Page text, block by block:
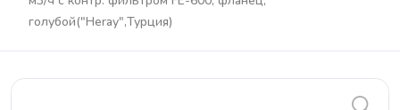
голубой("Heray",Турция)